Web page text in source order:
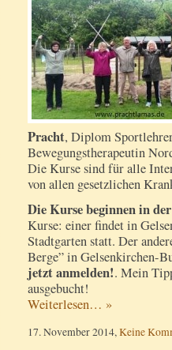
Pracht, Diplom
Bewegungstherapeutin
Die Kurse sind für alle
von allen gesetzlichen
Die Kurse beginnen in
Kurse: einer findet in
Stadtgarten statt. Der
Berge” in Gelsenkirchen-
jetzt anmelden!. Mein
ausgebucht!
Weiterlesen… »
17. November 2014,Keine